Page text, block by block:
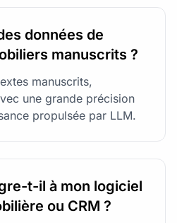
données de
manuscrits ?
manuscrits,
une grande précision
propulsée par LLM.
t-il à mon logiciel
ou CRM ?